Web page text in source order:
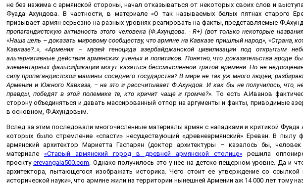
не без нажима с армянской стороны, начал отказываться от некоторых своих слов и
Фуада Ахундова. В частности, в материале «О так называемых белых пятнах старого
призывает армян серьезно на разных уровнях реагировать на факты, представляемые
пропагандистскую активность этого человека (Ф.Ахундова. -R+) (вот только некоторые
«Наша цель – доказать мировому сообществу, что армяне на Кавказе пришлый народ», «Страна,
Кавказе?..», «Армения – музей геноцида азербайджанской цивилизации под открытым
альтернативные действия армянских ученых и политиков. Понятно, что доказательства вроде
элементарных фальсификаций могут казаться бессмысленной тратой времени. Но не
силу пропагандистской машины соседнего государства? В мире не так уж много людей,
Армении и Южного Кавказа, – на это и рассчитывает Ф.Ахундов. И как бы не получилось, что,
правды, победят в этой полемике те, кто кричит чаще и громче?».
То есть А.Иванов
сторону объединяться и давать массированный отпор на аргументы и факты, приводимые
в основном, Ф.Ахундовым.
Вслед за этим последовали многочисленные материалы армян с нападками и критикой Фуада
которых было стремление «спасти» несуществующий «древнеармянский» Ереван. В пылу
армянский архитектор Мариетта Гаспарян (доктор архитектуры – казалось бы,
материале «Старый армянский город в древней армянской столице» решила
проектуerevangala500.com. Однако получилось это у нее на детско-пещерном уровне. Да и
архитектора, пытающегося изображать историка. Чего стоит ее утверждение со
исторической науки», что армяне жили на территории нынешней Армении аж 14 000 лет тому